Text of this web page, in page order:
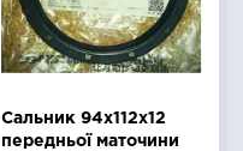
Сальник 94x112x12
передньої маточини